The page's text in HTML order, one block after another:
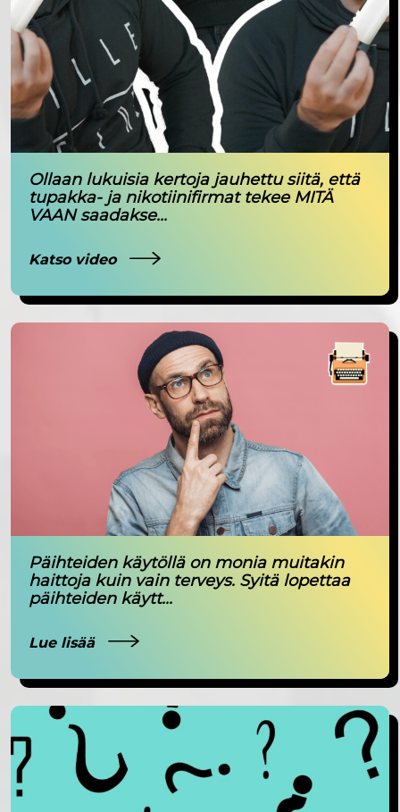
Ollaan lukuisia kertoja jauhettu siitä, että
tupakka- ja nikotiinifirmat tekee MITÄ
VAAN saadakse...
Katso video
Päihteiden käytöllä on monia muitakin
haittoja kuin vain terveys. Syitä lopettaa
päihteiden käytt...
Lue lisää